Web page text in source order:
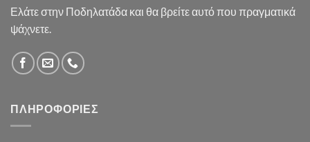
Ελάτε στην Ποδηλατάδα και θα βρείτε αυτό που πραγματικά
ψάχνετε.
ΠΛΗΡΟΦΟΡΊΕΣ